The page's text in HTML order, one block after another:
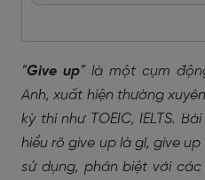
“Give up” là một cụm
Anh, xuất hiện thường
kỳ thi như TOEIC, IELTS.
hiểu rõ give up là gì, give
sử dụng, phân biệt với